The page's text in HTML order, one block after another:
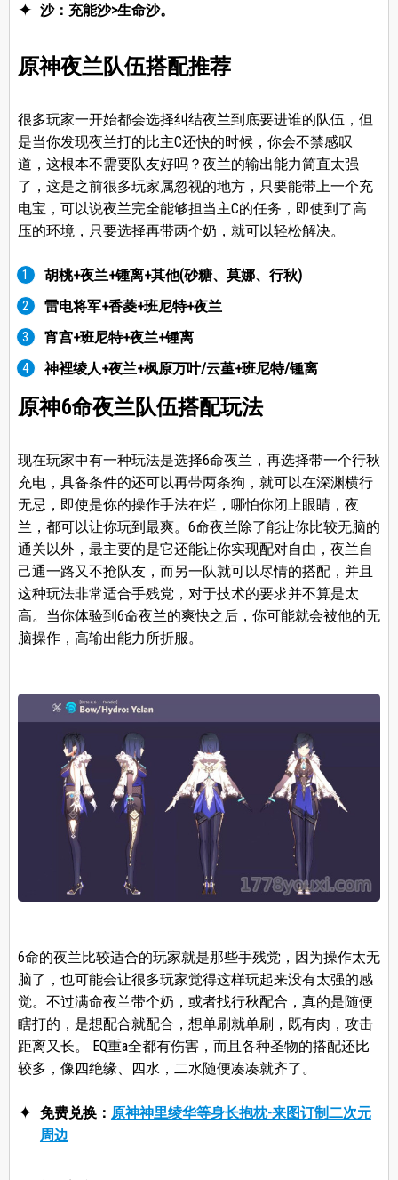
沙：充能沙>生命沙。
原神夜兰队伍搭配推荐
很多玩家一开始都会选择纠结夜兰到底要进谁的队伍，但
是当你发现夜兰打的比主C还快的时候，你会不禁感叹
道，这根本不需要队友好吗？夜兰的输出能力简直太强
了，这是之前很多玩家属忽视的地方，只要能带上一个充
电宝，可以说夜兰完全能够担当主C的任务，即使到了高
压的环境，只要选择再带两个奶，就可以轻松解决。
胡桃+夜兰+锺离+其他(砂糖、莫娜、行秋)
雷电将军+香菱+班尼特+夜兰
宵宫+班尼特+夜兰+锺离
神裡绫人+夜兰+枫原万叶/云堇+班尼特/锺离
原神6命夜兰队伍搭配玩法
现在玩家中有一种玩法是选择6命夜兰，再选择带一个行秋
充电，具备条件的还可以再带两条狗，就可以在深渊横行
无忌，即使是你的操作手法在烂，哪怕你闭上眼睛，夜
兰，都可以让你玩到最爽。6命夜兰除了能让你比较无脑的
通关以外，最主要的是它还能让你实现配对自由，夜兰自
己通一路又不抢队友，而另一队就可以尽情的搭配，并且
这种玩法非常适合手残党，对于技术的要求并不算是太
高。当你体验到6命夜兰的爽快之后，你可能就会被他的无
脑操作，高输出能力所折服。
6命的夜兰比较适合的玩家就是那些手残党，因为操作太无
脑了，也可能会让很多玩家觉得这样玩起来没有太强的感
觉。不过满命夜兰带个奶，或者找行秋配合，真的是随便
瞎打的，是想配合就配合，想单刷就单刷，既有肉，攻击
距离又长。 EQ重a全都有伤害，而且各种圣物的搭配还比
较多，像四绝缘、四水，二水随便凑凑就齐了。
免费兑换： 原神神里绫华等身长抱枕-来图订制二次元
周边